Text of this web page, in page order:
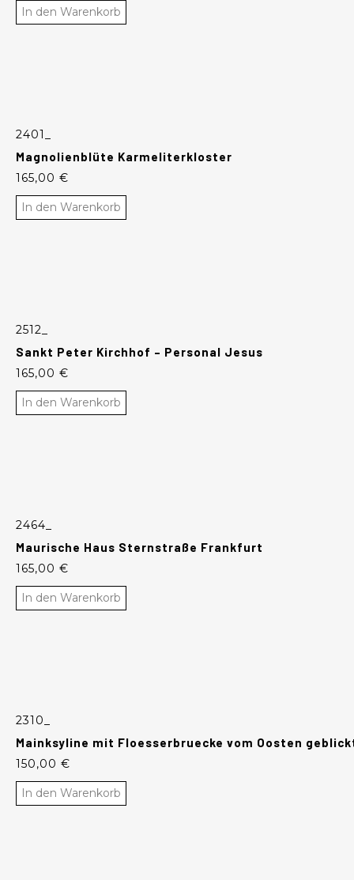
In den Warenkorb
2401_
Magnolienblüte Karmeliterkloster
165,00 €
In den Warenkorb
2512_
Sankt Peter Kirchhof – Personal Jesus
165,00 €
In den Warenkorb
2464_
Maurische Haus Sternstraße Frankfurt
165,00 €
In den Warenkorb
2310_
Mainksyline mit Floesserbruecke vom Oosten
150,00 €
In den Warenkorb